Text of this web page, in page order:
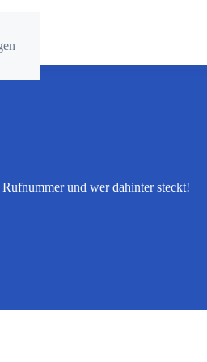
und wer dahinter steckt!